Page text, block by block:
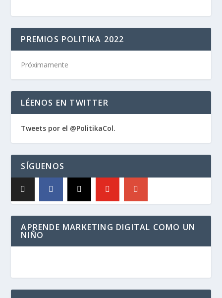
PREMIOS POLITIKA 2022
Próximamente
LÉENOS EN TWITTER
Tweets por el @PolitikaCol.
SÍGUENOS
APRENDE MARKETING DIGITAL COMO UN
NIÑO